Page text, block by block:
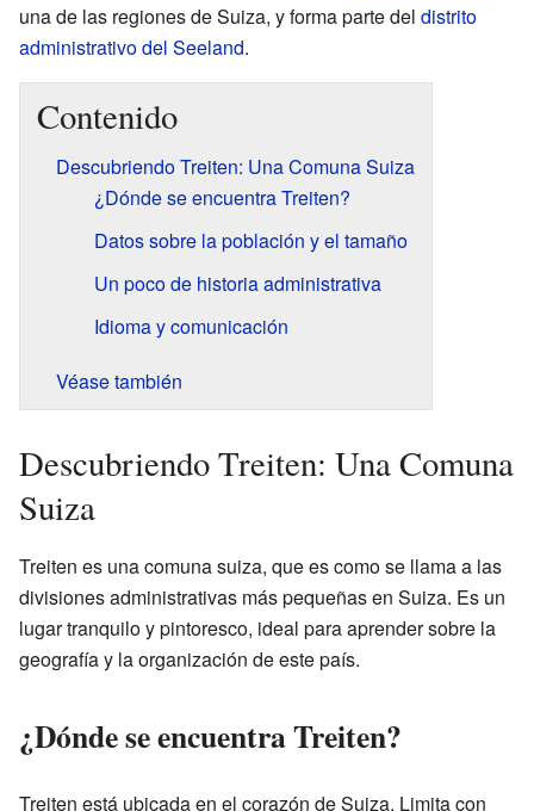
una de las regiones de Suiza, y forma parte del distrito
administrativo del Seeland.
Contenido
Descubriendo Treiten: Una Comuna Suiza
¿Dónde se encuentra Treiten?
Datos sobre la población y el tamaño
Un poco de historia administrativa
Idioma y comunicación
Véase también
Descubriendo Treiten: Una Comuna
Suiza
Treiten es una comuna suiza, que es como se llama a las
divisiones administrativas más pequeñas en Suiza. Es un
lugar tranquilo y pintoresco, ideal para aprender sobre la
geografía y la organización de este país.
¿Dónde se encuentra Treiten?
Treiten está ubicada en el corazón de Suiza. Limita con